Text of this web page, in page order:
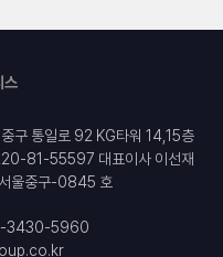
구 통일로 92 KG타워 14,15층
81-55597 대표이사 이선재
울중구-0845 호
3430-5960